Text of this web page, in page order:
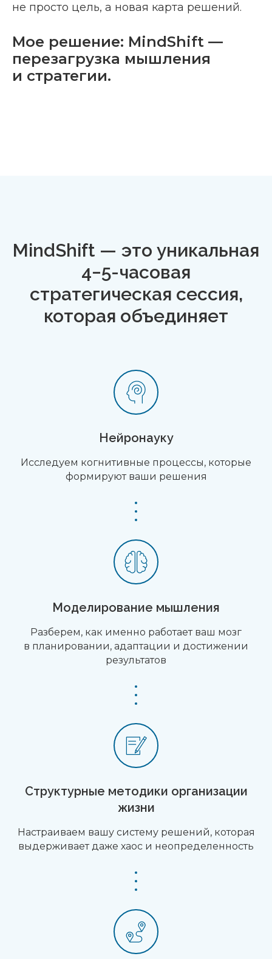
не просто цель, а новая карта решений.
Мое решение: MindShift —
перезагрузка мышления
и стратегии.
MindShift — это уникальная
4−5-часовая
стратегическая сессия,
которая объединяет
Нейронауку
Исследуем когнитивные процессы, которые
формируют ваши решения
Моделирование мышления
Разберем, как именно работает ваш мозг
в планировании, адаптации и достижении
результатов
Структурные методики организации
жизни
Настраиваем вашу систему решений, которая
выдерживает даже хаос и неопределенность